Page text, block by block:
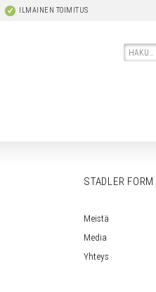
ILMAINEN TOIMITUS
Etsi:
STADLER FORM
Meistä
Media
Yhteys